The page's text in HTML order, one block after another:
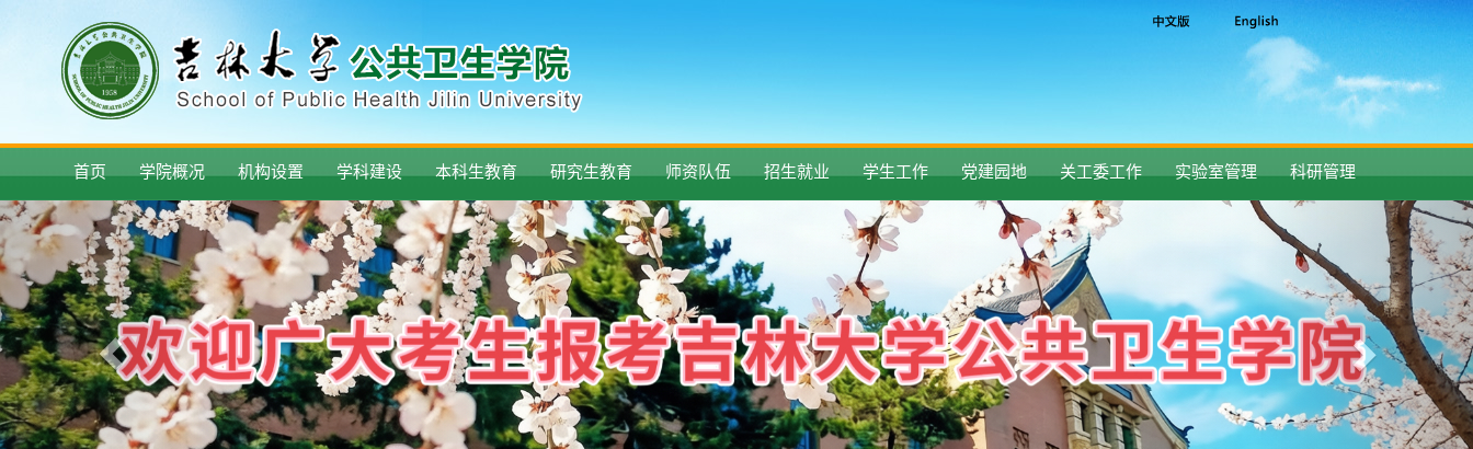
首页 学院概况 机构设置 学科建设 本科生教育 研究生教育 师资队伍 招生就业 学生工作 党建园地 关工委工作 实验室管理 科研管理